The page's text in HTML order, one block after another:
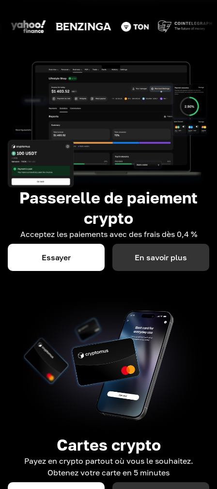
Passerelle de paiement
crypto
Acceptez les paiements avec des frais dès 0,4 %
Essayer En savoir plus
Cartes crypto
Payez en crypto partout où vous le souhaitez.
Obtenez votre carte en 5 minutes